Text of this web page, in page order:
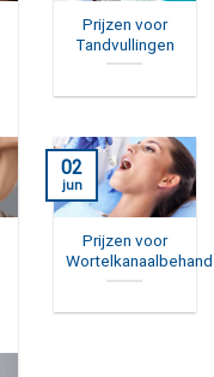
Prijzen voor
Tandvullingen
Prijzen voor
02
jun